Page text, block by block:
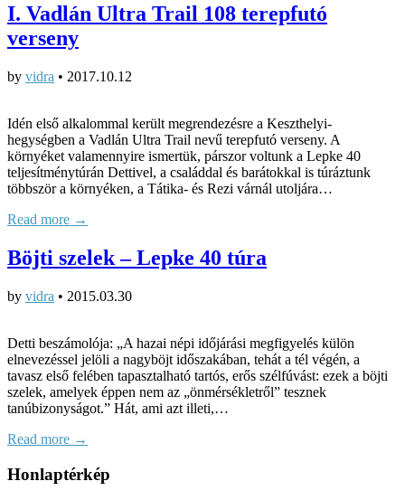
I. Vadlán Ultra Trail 108 terepfutó
verseny
by vidra • 2017.10.12
Idén első alkalommal került megrendezésre a Keszthelyi-
hegységben a Vadlán Ultra Trail nevű terepfutó verseny. A
környéket valamennyire ismertük, párszor voltunk a Lepke 40
teljesítménytúrán Dettivel, a családdal és barátokkal is túráztunk
többször a környéken, a Tátika- és Rezi várnál utoljára…
Read more →
Böjti szelek – Lepke 40 túra
by vidra • 2015.03.30
Detti beszámolója: „A hazai népi időjárási megfigyelés külön
elnevezéssel jelöli a nagyböjt időszakában, tehát a tél végén, a
tavasz első felében tapasztalható tartós, erős szélfúvást: ezek a böjti
szelek, amelyek éppen nem az „önmérsékletről” tesznek
tanúbizonyságot.” Hát, ami azt illeti,…
Read more →
Honlaptérkép